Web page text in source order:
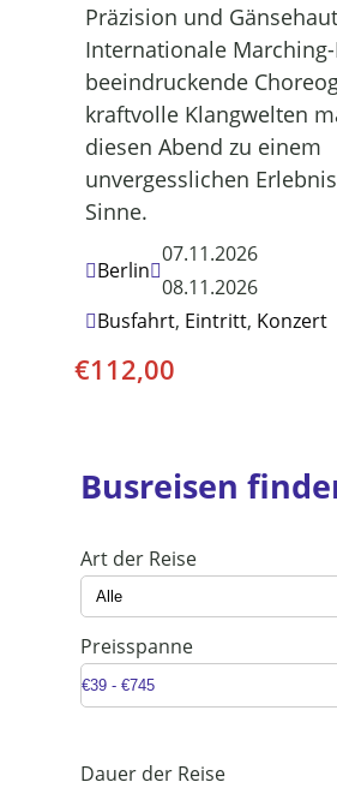
Präzision und
Internationale
beeindruckende
kraftvolle Klangwelten
diesen Abend zu einem
unvergesslichen
Sinne.
Berlin
07.11.2026
08.11.2026
Busfahrt, Eintritt, Konzert
€112,00
Busreisen
Art der Reise
Preisspanne
Dauer der Reise